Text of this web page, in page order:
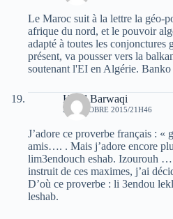
Le Maroc suit à la lettre la géo-
afrique du nord, et le pouvoir
adapté à toutes les conjonctures
présent, va pousser vers la
soutenant l'EI en Algérie. Banko
Hend Barwaqi
29 OCTOBRE 2015/21H46
J’adore ce proverbe français : «
amis…. . Mais j’adore encore
lim3endouch eshab. Izourouh
instruit de ces maximes, j’ai
D’où ce proverbe : li 3endou
leshab.